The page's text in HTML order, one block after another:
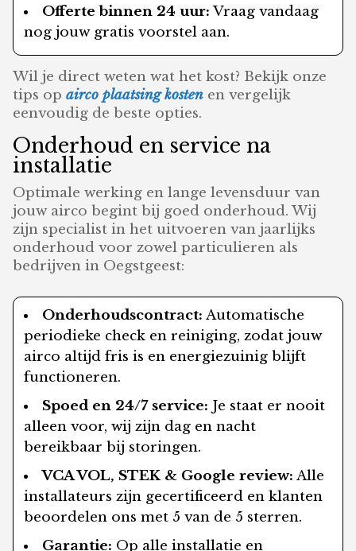
Offerte binnen 24 uur: Vraag vandaag
nog jouw gratis voorstel aan.
Wil je direct weten wat het kost? Bekijk onze
tips opairco plaatsing kosten en vergelijk
eenvoudig de beste opties.
Onderhoud en service na
installatie
Optimale werking en lange levensduur van
jouw airco begint bij goed onderhoud. Wij
zijn specialist in het uitvoeren van jaarlijks
onderhoud voor zowel particulieren als
bedrijven in Oegstgeest:
Onderhoudscontract: Automatische
periodieke check en reiniging, zodat jouw
airco altijd fris is en energiezuinig blijft
functioneren.
Spoed en 24/7 service: Je staat er nooit
alleen voor, wij zijn dag en nacht
bereikbaar bij storingen.
VCA VOL, STEK & Google review: Alle
installateurs zijn gecertificeerd en klanten
beoordelen ons met 5 van de 5 sterren.
Garantie: Op alle installatie en